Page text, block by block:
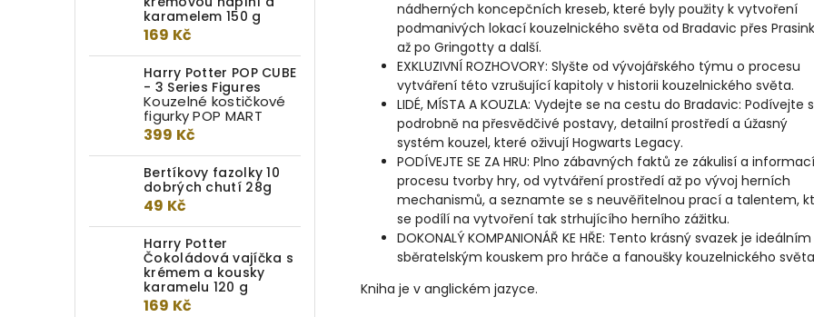
karamelem 150 g
169 Kč
Harry Potter POP CUBE
- 3 Series Figures
Kouzelné kostičkové
figurky POP MART
399 Kč
Bertíkovy fazolky 10
dobrých chutí 28g
49 Kč
Harry Potter
Čokoládová vajíčka s
krémem a kousky
karamelu 120 g
169 Kč
nádherných koncepčních kreseb, které byly použity k vytvoření
podmanivých lokací kouzelnického světa od Bradavic přes
až po Gringotty a další.
EXKLUZIVNÍ ROZHOVORY: Slyšte od vývojářského týmu o procesu
vytváření této vzrušující kapitoly v historii kouzelnického světa.
LIDÉ, MÍSTA A KOUZLA: Vydejte se na cestu do Bradavic: Podívejte
podrobně na přesvědčivé postavy, detailní prostředí a úžasný
systém kouzel, které oživují Hogwarts Legacy.
PODÍVEJTE SE ZA HRU: Plno zábavných faktů ze zákulisí a
procesu tvorby hry, od vytváření prostředí až po vývoj herních
mechanismů, a seznamte se s neuvěřitelnou prací a talentem,
se podílí na vytvoření tak strhujícího herního zážitku.
DOKONALÝ KOMPANIONÁŘ KE HŘE: Tento krásný svazek je ideálním
sběratelským kouskem pro hráče a fanoušky kouzelnického
Kniha je v anglickém jazyce.